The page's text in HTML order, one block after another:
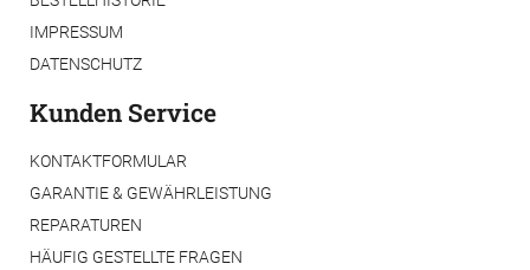
IMPRESSUM
DATENSCHUTZ
Kunden Service
KONTAKTFORMULAR
GARANTIE & GEWÄHRLEISTUNG
REPARATUREN
HÄUFIG GESTELLTE FRAGEN